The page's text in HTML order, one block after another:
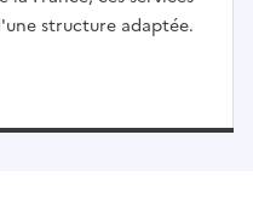
structure adaptée.